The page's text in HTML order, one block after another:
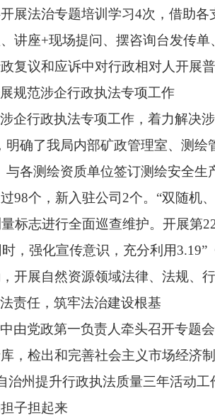
展法治专题培训学习4次，借助各
讲座+现场提问、摆咨询台发传单
复议和应诉中对行政相对人开展
展规范涉企行政执法专项工作
企行政执法专项工作，着力解决
明确了我局内部矿政管理室、测
与各测绘资质单位签订测绘安全生
98个，新入驻公司 2个。 “双随机
标志进行全面巡查维护。开展第
， 强化宣传意识，充分利用3.19”
开展自然资源领域法律、法规、
法责任，筑牢法治建设根基
由党政第一负责人牵头召开专题
，检出和完善社会主义市场经济
治州提升行政执法质量三年活动
子担起来